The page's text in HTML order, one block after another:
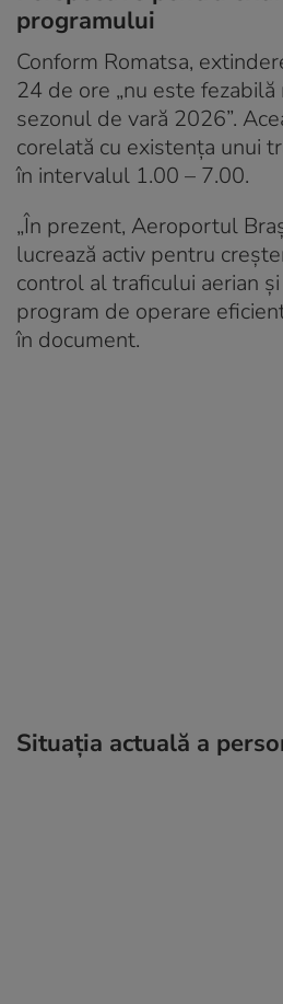
programului
Conform Romatsa,
24 de ore „nu este
sezonul de vară 2026”.
corelată cu existența unui
în intervalul 1.00 – 7.00.
„În prezent, Aeroportul
lucrează activ pentru
control al traficului aerian
program de operare
în document.
Situația actuală a